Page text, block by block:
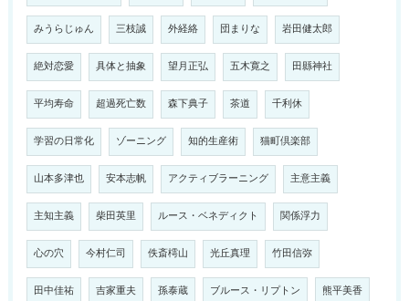
みうらじゅん 三枝誠 外経絡 団まりな 岩田健太郎
絶対恋愛 具体と抽象 望月正弘 五木寛之 田縣神社
平均寿命 超過死亡数 森下典子 茶道 千利休
学習の日常化 ゾーニング 知的生産術 猫町倶楽部
山本多津也 安本志帆 アクティブラーニング 主意主義
主知主義 柴田英里 ルース・ベネディクト 関係浮力
心の穴 今村仁司 佚斎樗山 光丘真理 竹田信弥
田中佳祐 吉家重夫 孫泰蔵 ブルース・リプトン 熊平美香